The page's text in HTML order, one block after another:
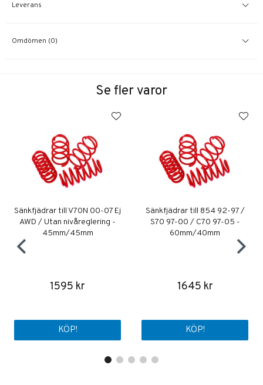
Leverans
Omdömen (0)
Se fler varor
Sänkfjädrar till V70N 00-07 Ej
AWD / Utan nivåreglering -
45mm/45mm
1595 kr
KÖP!
Sänkfjädrar till 854 92-97 /
S70 97-00 / C70 97-05 -
60mm/40mm
1645 kr
KÖP!